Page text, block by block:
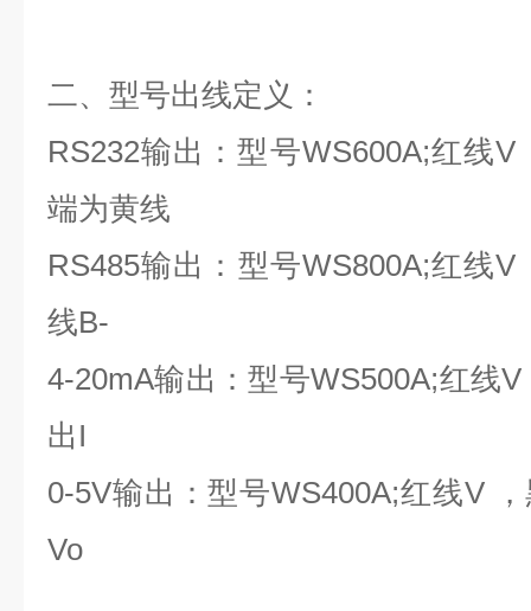
二、型号出线定义：
RS232输出：型号WS600A;红线
端为黄线
RS485输出：型号WS800A;红线
线B-
4-20mA输出：型号WS500A;红线
出I
0-5V输出：型号WS400A;红线V
Vo